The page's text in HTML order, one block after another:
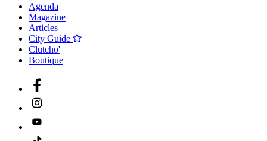
Agenda
Magazine
Articles
City Guide
Clutcho'
Boutique